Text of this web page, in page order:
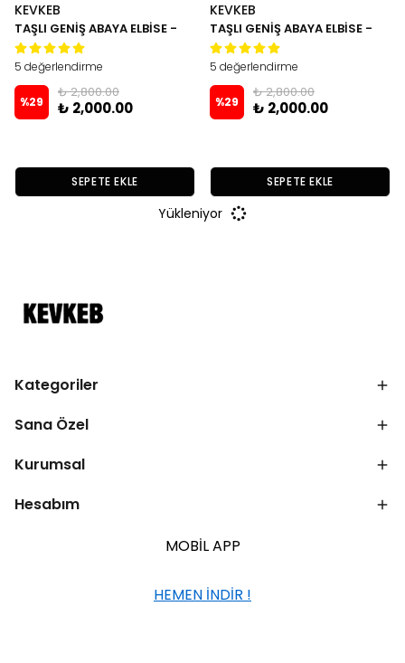
KEVKEB
TAŞLI GENİŞ ABAYA ELBİSE -
Kahve
5 değerlendirme
%29
₺ 2,800.00
₺ 2,000.00
SEPETE EKLE
KEVKEB
TAŞLI GENİŞ ABAYA ELBİSE -
Beyaz
5 değerlendirme
%29
₺ 2,800.00
₺ 2,000.00
SEPETE EKLE
Yükleniyor
Kategoriler
Sana Özel
Kurumsal
Hesabım
MOBİL APP
HEMEN İNDİR !